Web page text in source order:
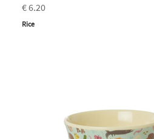
€ 6.20
Rice